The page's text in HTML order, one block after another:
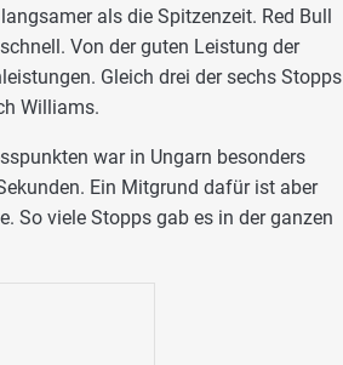
als die Spitzenzeit. Red Bull
Von der guten Leistung der
Gleich drei der sechs Stopps
Williams.
war in Ungarn besonders
Ein Mitgrund dafür ist aber
So viele Stopps gab es in der ganzen